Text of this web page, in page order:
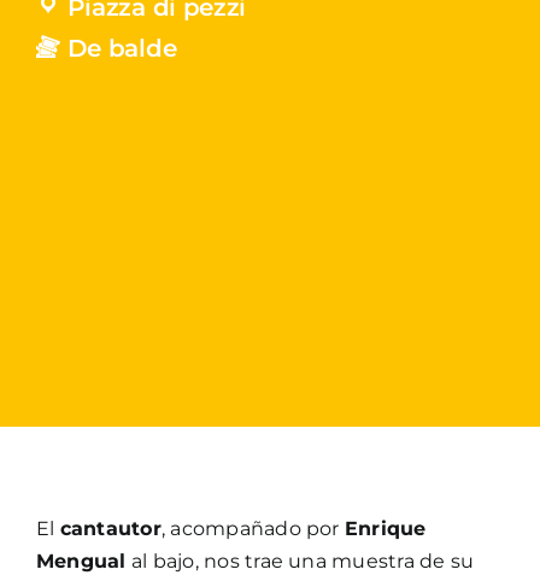
Piazza di pezzi
De balde
El cantautor, acompañado por Enrique
Mengual al bajo, nos trae una muestra de su